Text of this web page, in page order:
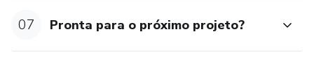
07 Pronta para o próximo projeto?